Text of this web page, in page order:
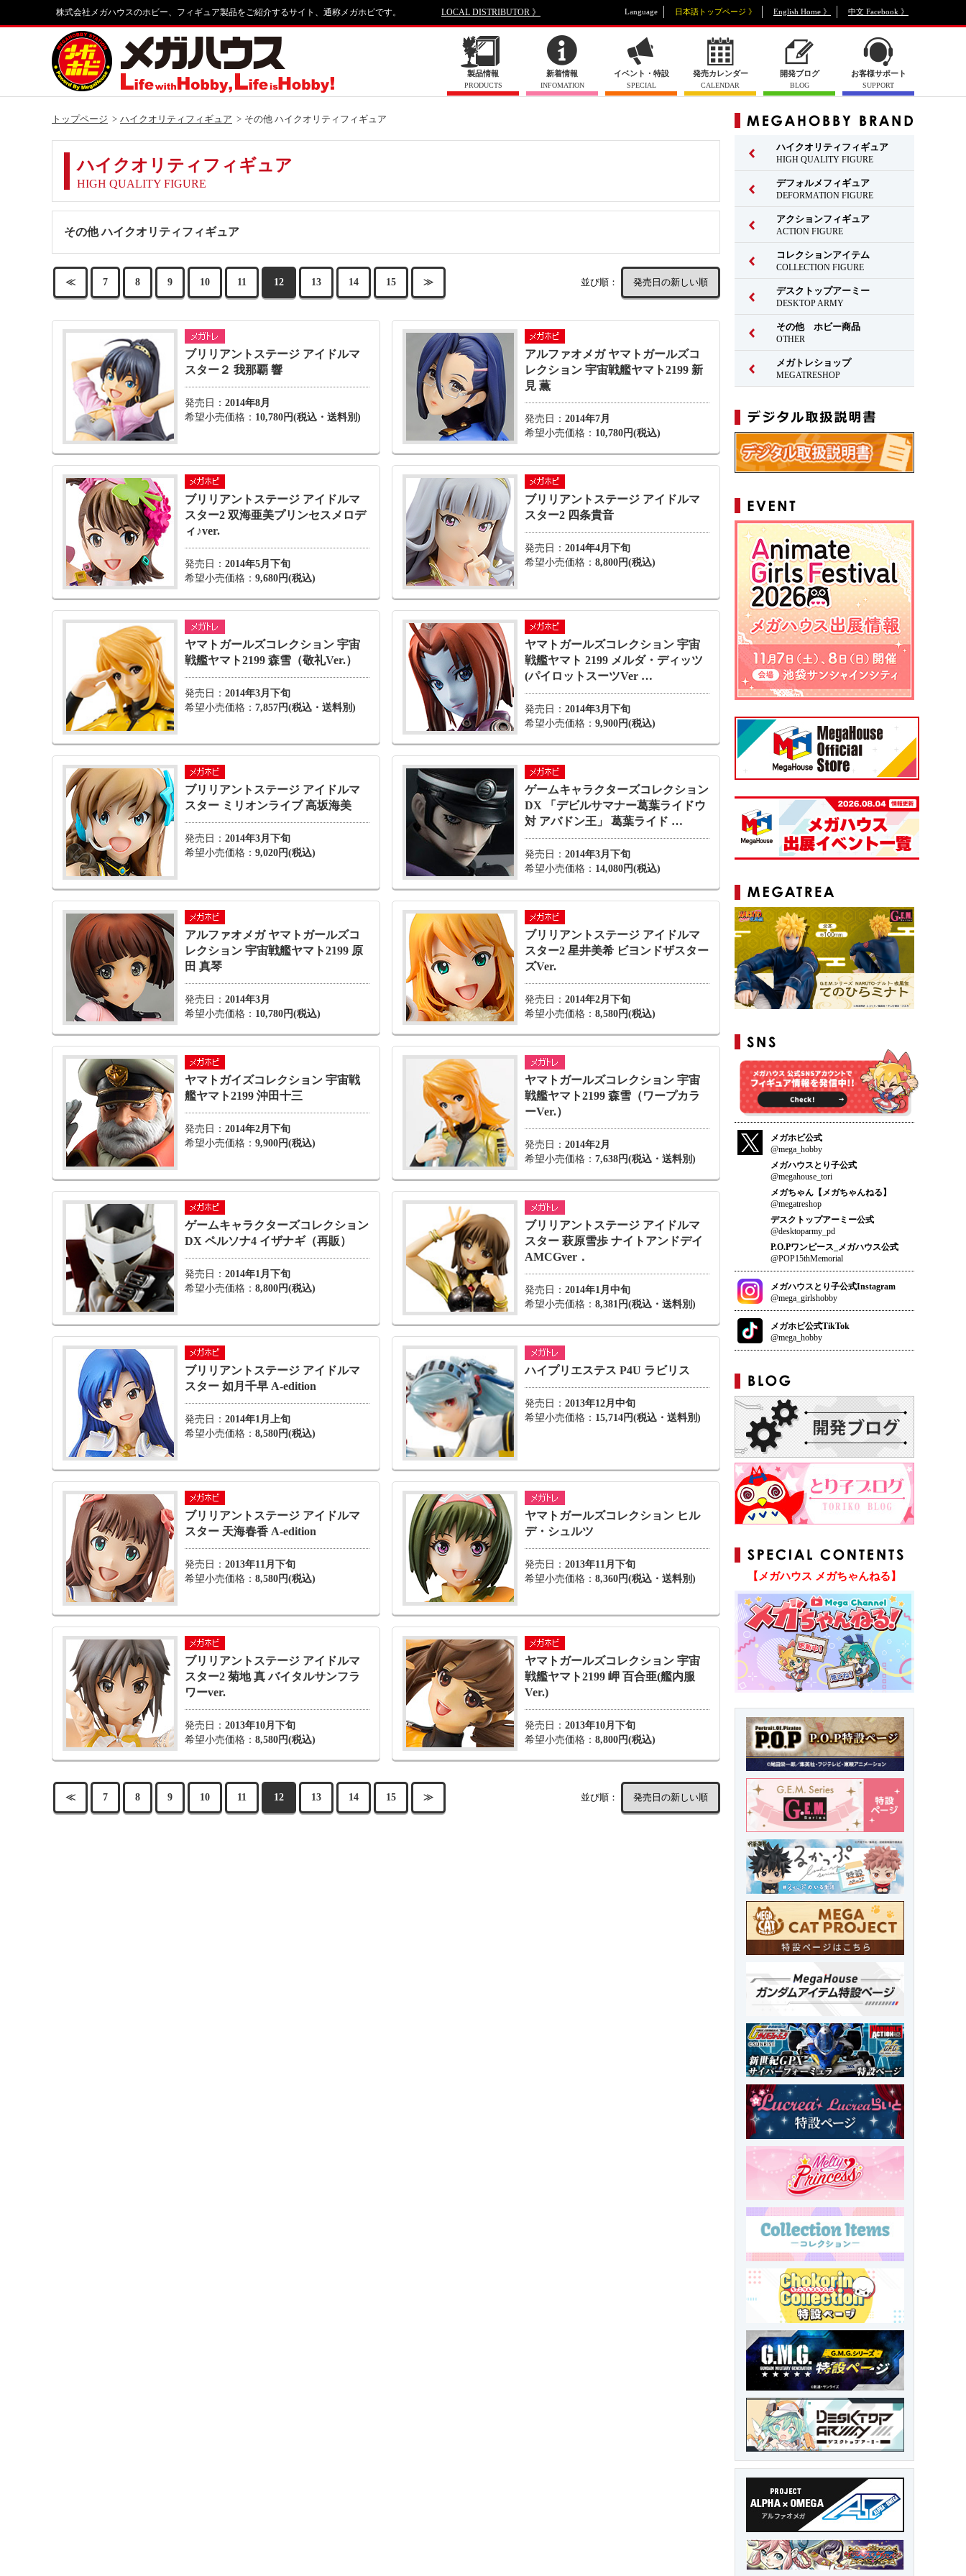
株式会社メガハウスのホビー、フィギュア製品をご紹介するサイト、通称メガホビです。 LOCAL DISTRIBUTOR 》 Language 日本語トップページ 》 English Home 》 中文 Facebook 》
製品情報
PRODUCTS
新着情報
INFOMATION
イベント・特設
SPECIAL
発売カレンダー
CALENDAR
開発ブログ
BLOG
お客様サポート
SUPPORT
トップページ ハイクオリティフィギュア その他 ハイクオリティフィギュア
ハイクオリティフィギュア
HIGH QUALITY FIGURE
その他 ハイクオリティフィギュア
≪ 7 8 9 10 11 12 13 14 15 ≫ 並び順：
ブリリアントステージ アイドルマ
スター２ 我那覇 響
発売日： 2014年8月
希望小売価格： 10,780円(税込・送料別)
アルファオメガ ヤマトガールズコ
レクション 宇宙戦艦ヤマト2199 新
見 薫
発売日： 2014年7月
希望小売価格： 10,780円(税込)
ブリリアントステージ アイドルマ
スター2 双海亜美プリンセスメロデ
ィ♪ver.
発売日： 2014年5月下旬
希望小売価格： 9,680円(税込)
ブリリアントステージ アイドルマ
スター2 四条貴音
発売日： 2014年4月下旬
希望小売価格： 8,800円(税込)
ヤマトガールズコレクション 宇宙
戦艦ヤマト2199 森雪（敬礼Ver.）
発売日： 2014年3月下旬
希望小売価格： 7,857円(税込・送料別)
ヤマトガールズコレクション 宇宙
戦艦ヤマト 2199 メルダ・ディッツ
(パイロットスーツVer …
発売日： 2014年3月下旬
希望小売価格： 9,900円(税込)
ブリリアントステージ アイドルマ
スター ミリオンライブ 高坂海美
発売日： 2014年3月下旬
希望小売価格： 9,020円(税込)
ゲームキャラクターズコレクション
DX 「デビルサマナー葛葉ライドウ
対 アバドン王」 葛葉ライド …
発売日： 2014年3月下旬
希望小売価格： 14,080円(税込)
アルファオメガ ヤマトガールズコ
レクション 宇宙戦艦ヤマト2199 原
田 真琴
発売日： 2014年3月
希望小売価格： 10,780円(税込)
ブリリアントステージ アイドルマ
スター2 星井美希 ビヨンドザスター
ズVer.
発売日： 2014年2月下旬
希望小売価格： 8,580円(税込)
ヤマトガイズコレクション 宇宙戦
艦ヤマト2199 沖田十三
発売日： 2014年2月下旬
希望小売価格： 9,900円(税込)
ヤマトガールズコレクション 宇宙
戦艦ヤマト2199 森雪（ワープカラ
ーVer.）
発売日： 2014年2月
希望小売価格： 7,638円(税込・送料別)
ゲームキャラクターズコレクション
DX ペルソナ4 イザナギ（再販）
発売日： 2014年1月下旬
希望小売価格： 8,800円(税込)
ブリリアントステージ アイドルマ
スター 萩原雪歩 ナイトアンドデイ
AMCGver．
発売日： 2014年1月中旬
希望小売価格： 8,381円(税込・送料別)
ブリリアントステージ アイドルマ
スター 如月千早 A-edition
発売日： 2014年1月上旬
希望小売価格： 8,580円(税込)
ハイプリエステス P4U ラビリス
発売日： 2013年12月中旬
希望小売価格： 15,714円(税込・送料別)
ブリリアントステージ アイドルマ
スター 天海春香 A-edition
発売日： 2013年11月下旬
希望小売価格： 8,580円(税込)
ヤマトガールズコレクション ヒル
デ・シュルツ
発売日： 2013年11月下旬
希望小売価格： 8,360円(税込・送料別)
ブリリアントステージ アイドルマ
スター2 菊地 真 バイタルサンフラ
ワーver.
発売日： 2013年10月下旬
希望小売価格： 8,580円(税込)
ヤマトガールズコレクション 宇宙
戦艦ヤマト2199 岬 百合亜(艦内服
Ver.)
発売日： 2013年10月下旬
希望小売価格： 8,800円(税込)
≪ 7 8 9 10 11 12 13 14 15 ≫ 並び順：
ハイクオリティフィギュア
HIGH QUALITY FIGURE
デフォルメフィギュア
DEFORMATION FIGURE
アクションフィギュア
ACTION FIGURE
コレクションアイテム
COLLECTION FIGURE
デスクトップアーミー
DESKTOP ARMY
その他 ホビー商品
OTHER
メガトレショップ
MEGATRESHOP
メガホビ公式
@mega_hobby
メガハウスとり子公式
@megahouse_tori
メガちゃん【メガちゃんねる】
@megatreshop
デスクトップアーミー公式
@desktoparmy_pd
P.O.Pワンピース_メガハウス公式
@POP15thMemorial
メガハウスとり子公式Instagram
@mega_girlshobby
メガホビ公式TikTok
@mega_hobby
【メガハウス メガちゃんねる】